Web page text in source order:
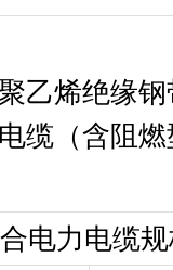
乙烯绝缘
缆（含阻
电力电缆